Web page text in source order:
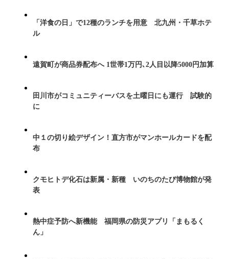
「洋食の日」で12種のランチを用意 北九州・千草ホテ
ル
遠賀町が商品券配布へ 1世帯1万円､2人目以降5000円加算
田川市がコミュニティーバスを土曜日にも運行 試験的
に
中１の切り絵デザイン！直方市がマンホールカードを配
布
クモヒトデ化石は新属・新種 いのちのたび博物館が発
表
熱中症予防へ新機能 福岡県の防災アプリ「まもるく
ん」